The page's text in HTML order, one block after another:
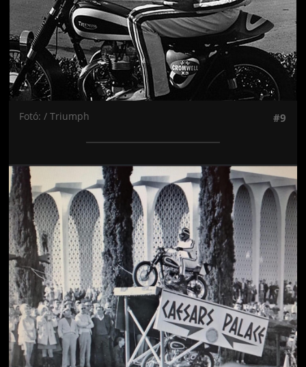
Fotó: / Triumph #9
Jön még kép!